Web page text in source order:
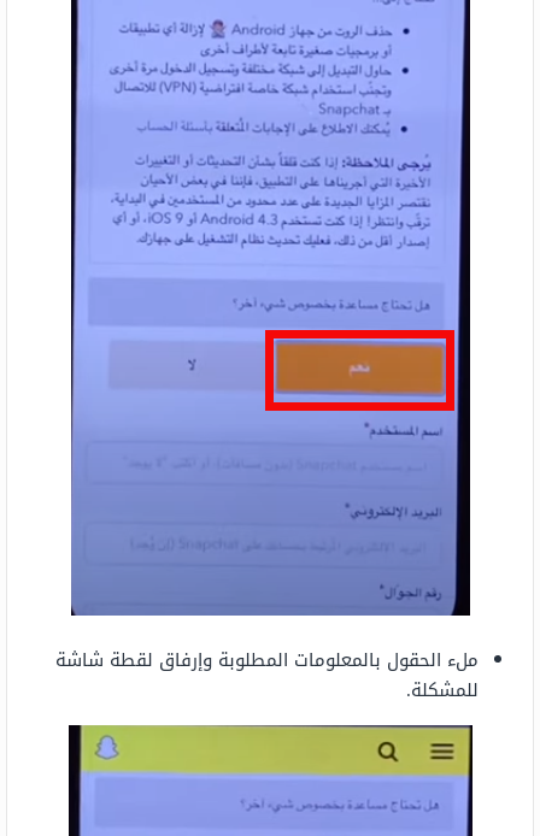
ملء الحقول بالمعلومات المطلوبة وإرفاق لقطة شاشة
للمشكلة.